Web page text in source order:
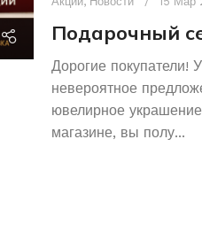
Подарочный
Дорогие покупатели!
невероятное
ювелирное
магазине, вы полу...